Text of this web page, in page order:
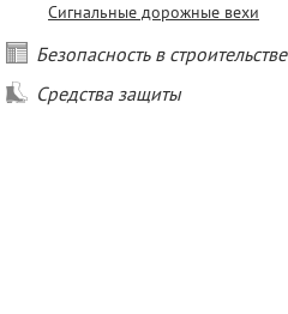
Сигнальные дорожные вехи
Безопасность в строительстве
Средства защиты